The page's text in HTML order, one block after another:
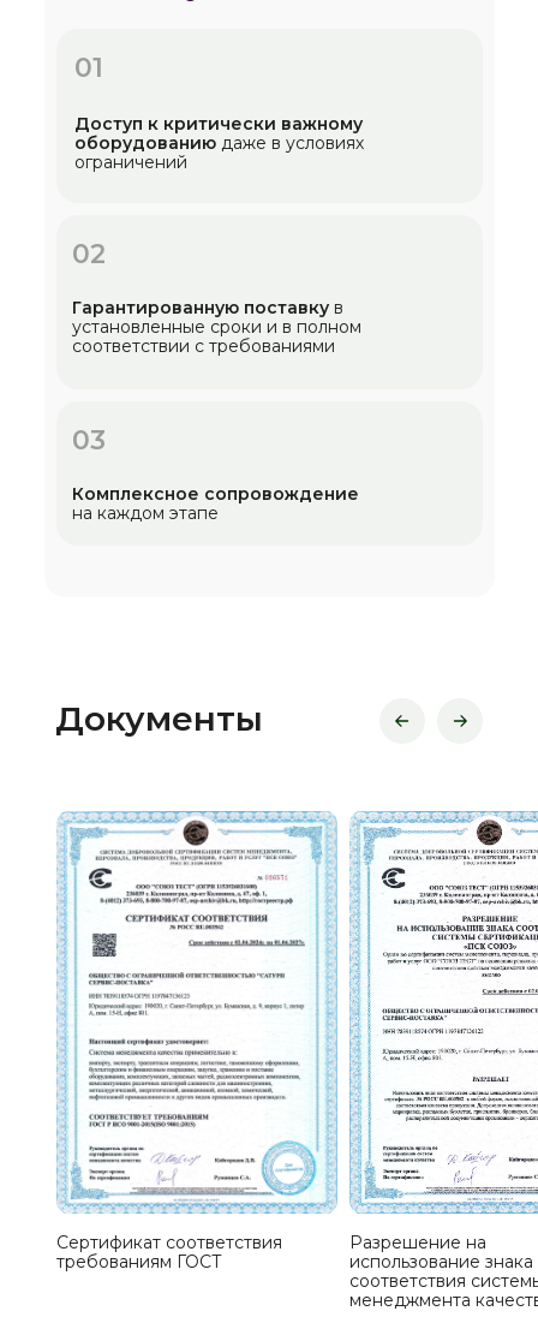
01
Доступ к критически важному
оборудованиюдаже в условиях
ограничений
02
Гарантированную поставкув
установленные сроки и в полном
соответствии с требованиями
03
Комплексное сопровождение
на каждом этапе
Документы
Сертификат соответствия
требованиям ГОСТ
Разрешение на
использование знака
соответствия
менеджмента